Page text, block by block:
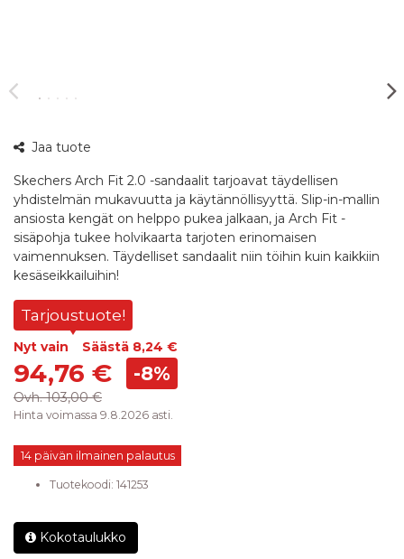
kuva
Jaa tuote
Skechers Arch Fit 2.0 -sandaalit tarjoavat täydellisen
yhdistelmän mukavuutta ja käytännöllisyyttä. Slip-in-mallin
ansiosta kengät on helppo pukea jalkaan, ja Arch Fit -
sisäpohja tukee holvikaarta tarjoten erinomaisen
vaimennuksen. Täydelliset sandaalit niin töihin kuin kaikkiin
kesäseikkailuihin!
Tarjoustuote!
Nyt vain Säästä 8,24 €
94,76 €
Ovh. 103,00 €
-8%
Hinta voimassa 9.8.2026 asti.
14 päivän ilmainen palautus
Tuotekoodi: 141253
Kokotaulukko